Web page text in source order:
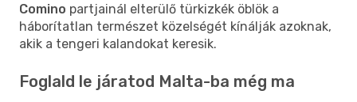
Comino partjainál elterülő türkizkék öblök a
háborítatlan természet közelségét kínálják azoknak,
akik a tengeri kalandokat keresik.
Foglald le járatod Malta-ba még ma